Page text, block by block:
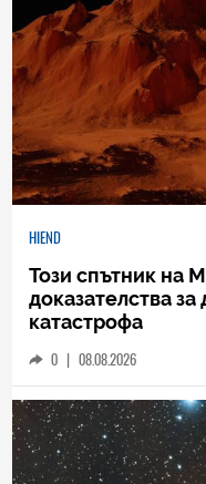
HIEND
Този спътник на
доказателства
катастрофа
0 | 08.08.2026